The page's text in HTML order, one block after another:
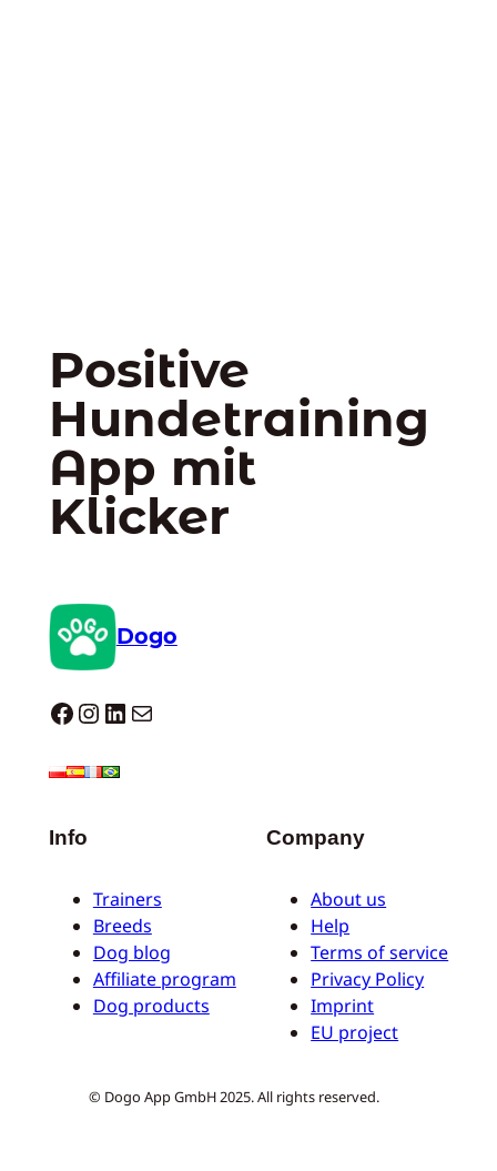
Positive
Hundetraining
App mit
Klicker
Dogo
Dogo facebook InstagramLinkedIn E-Mail
Info
Trainers
Breeds
Dog blog
Affiliate program
Dog products
Company
About us
Help
Terms of service
Privacy Policy
Imprint
EU project
© Dogo App GmbH 2025. All rights reserved.